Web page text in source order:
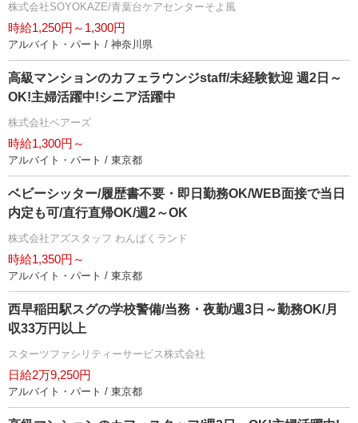
株式会社SOYOKAZE/青葉台ケアセンターそよ風
時給1,250円～1,300円
アルバイト・パート / 神奈川県
高級マンションのカフェラウンジstaff/未経験歓迎 週2日～
OK!主婦活躍中!シニア活躍中
株式会社ベアーズ
時給1,300円～
アルバイト・パート / 東京都
ベビーシッター/履歴書不要・即日勤務OK/WEB面接で当日
内定も可/直行直帰OK/週2～OK
株式会社アズスタッフ わんぱくランド
時給1,350円～
アルバイト・パート / 東京都
西早稲田駅スグの学校警備/当務・夜勤/週3日～勤務OK/月
収33万円以上
スターツファシリティーサービス株式会社
日給2万9,250円
アルバイト・パート / 東京都